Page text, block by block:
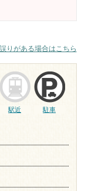
りがある場合はこちら
駅近 駐車